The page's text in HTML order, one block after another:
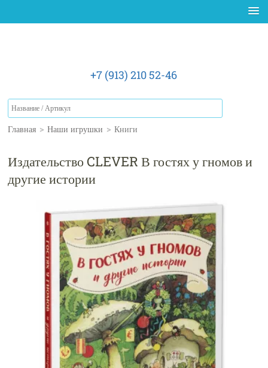
+7 (913) 210 52-46
Главная > Наши игрушки > Книги
Издательство CLEVER В гостях у гномов и
другие истории